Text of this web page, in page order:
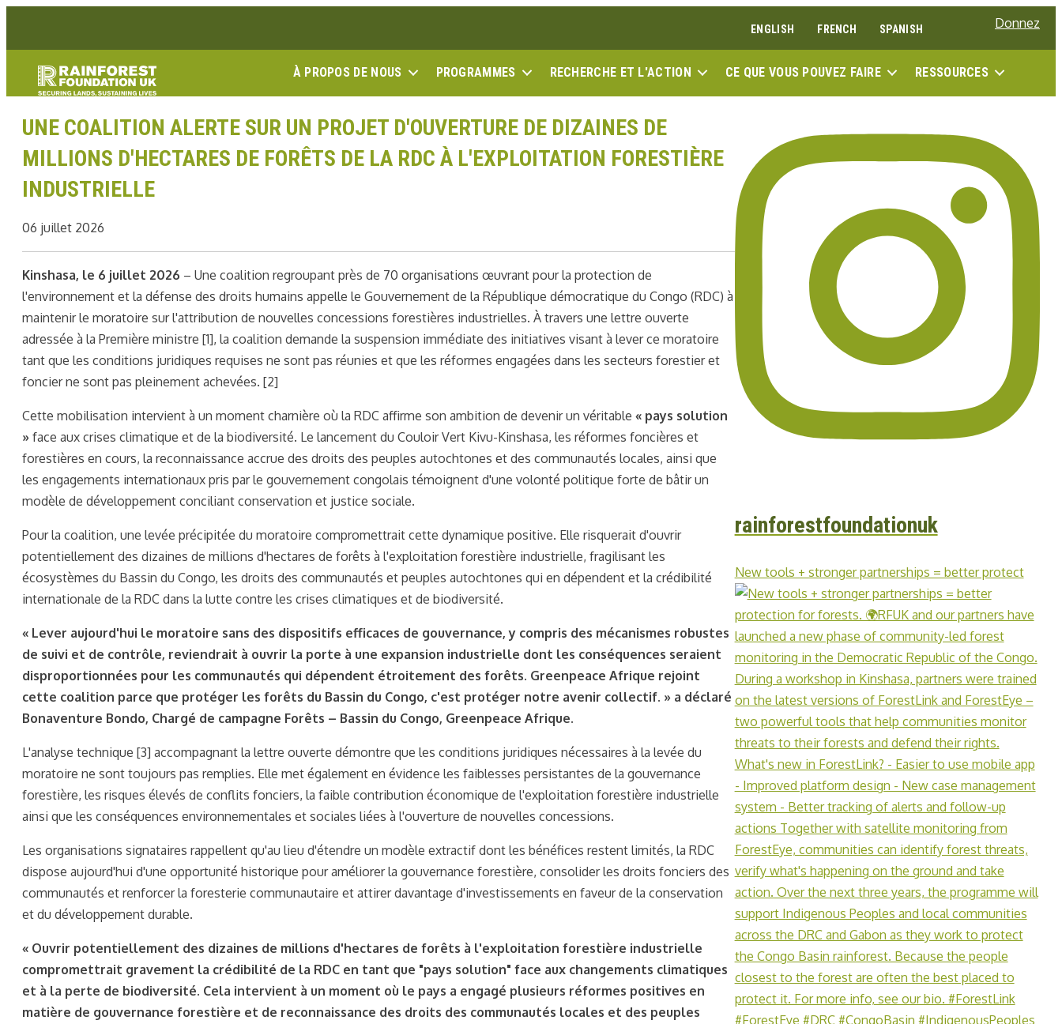
ENGLISH FRENCH SPANISH Donnez
À PROPOS DE NOUS PROGRAMMES RECHERCHE ET L'ACTION CE QUE VOUS POUVEZ FAIRE RESSOURCES
UNE COALITION ALERTE SUR UN PROJET D'OUVERTURE DE DIZAINES DE
MILLIONS D'HECTARES DE FORÊTS DE LA RDC À L'EXPLOITATION FORESTIÈRE
INDUSTRIELLE
06 juillet 2026
Kinshasa, le 6 juillet 2026 – Une coalition regroupant près de 70 organisations œuvrant pour la protection de
l'environnement et la défense des droits humains appelle le Gouvernement de la République démocratique du Congo (RDC) à
maintenir le moratoire sur l'attribution de nouvelles concessions forestières industrielles. À travers une lettre ouverte
adressée à la Première ministre [1], la coalition demande la suspension immédiate des initiatives visant à lever ce moratoire
tant que les conditions juridiques requises ne sont pas réunies et que les réformes engagées dans les secteurs forestier et
foncier ne sont pas pleinement achevées. [2]
Cette mobilisation intervient à un moment charnière où la RDC affirme son ambition de devenir un véritable « pays solution
» face aux crises climatique et de la biodiversité. Le lancement du Couloir Vert Kivu-Kinshasa, les réformes foncières et
forestières en cours, la reconnaissance accrue des droits des peuples autochtones et des communautés locales, ainsi que
les engagements internationaux pris par le gouvernement congolais témoignent d'une volonté politique forte de bâtir un
modèle de développement conciliant conservation et justice sociale.
Pour la coalition, une levée précipitée du moratoire compromettrait cette dynamique positive. Elle risquerait d'ouvrir
potentiellement des dizaines de millions d'hectares de forêts à l'exploitation forestière industrielle, fragilisant les
écosystèmes du Bassin du Congo, les droits des communautés et peuples autochtones qui en dépendent et la crédibilité
internationale de la RDC dans la lutte contre les crises climatiques et de biodiversité.
« Lever aujourd'hui le moratoire sans des dispositifs efficaces de gouvernance, y compris des mécanismes robustes
de suivi et de contrôle, reviendrait à ouvrir la porte à une expansion industrielle dont les conséquences seraient
disproportionnées pour les communautés qui dépendent étroitement des forêts. Greenpeace Afrique rejoint
cette coalition parce que protéger les forêts du Bassin du Congo, c'est protéger notre avenir collectif. » a déclaré
Bonaventure Bondo, Chargé de campagne Forêts – Bassin du Congo, Greenpeace Afrique.
L'analyse technique [3] accompagnant la lettre ouverte démontre que les conditions juridiques nécessaires à la levée du
moratoire ne sont toujours pas remplies. Elle met également en évidence les faiblesses persistantes de la gouvernance
forestière, les risques élevés de conflits fonciers, la faible contribution économique de l'exploitation forestière industrielle
ainsi que les conséquences environnementales et sociales liées à l'ouverture de nouvelles concessions.
Les organisations signataires rappellent qu'au lieu d'étendre un modèle extractif dont les bénéfices restent limités, la RDC
dispose aujourd'hui d'une opportunité historique pour améliorer la gouvernance forestière, consolider les droits fonciers des
communautés et renforcer la foresterie communautaire et attirer davantage d'investissements en faveur de la conservation
et du développement durable.
« Ouvrir potentiellement des dizaines de millions d'hectares de forêts à l'exploitation forestière industrielle
compromettrait gravement la crédibilité de la RDC en tant que "pays solution" face aux changements climatiques
et à la perte de biodiversité. Cela intervient à un moment où le pays a engagé plusieurs réformes positives en
matière de gouvernance forestière et de reconnaissance des droits des communautés locales et des peuples
rainforestfoundationuk
New tools + stronger partnerships = better protect